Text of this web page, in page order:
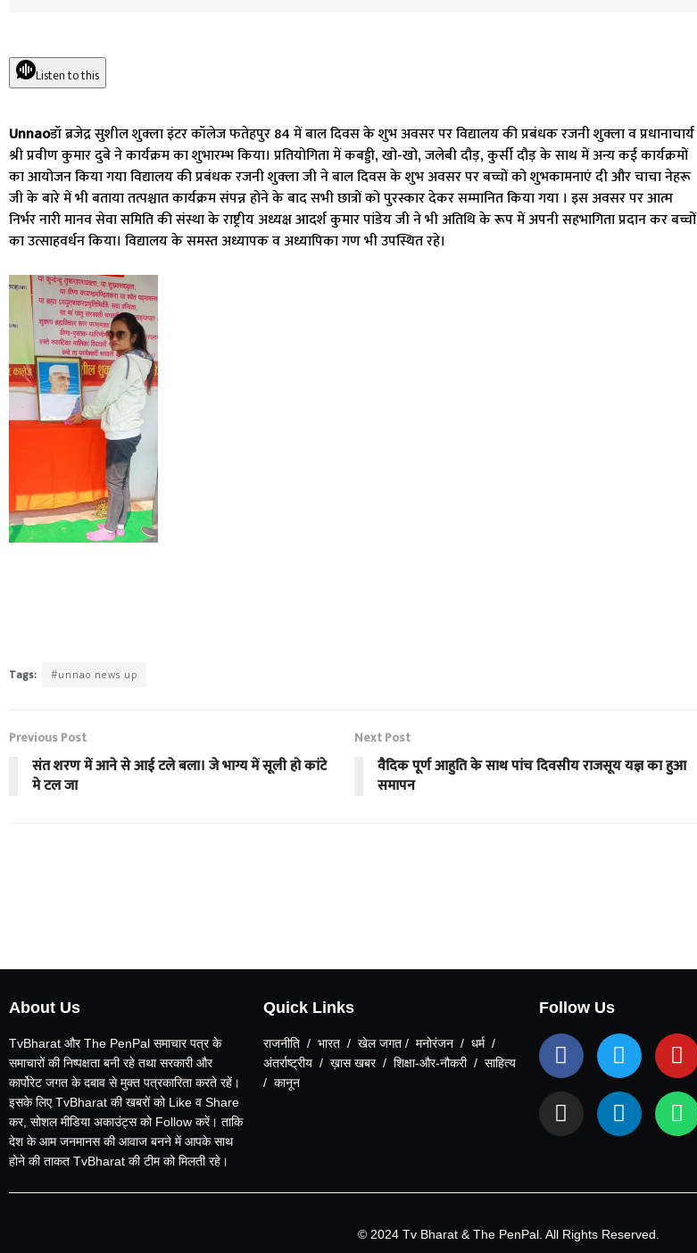
Listen to this
Unnaoडॉ ब्रजेद्र सुशील शुक्ला इंटर कॉलेज फतेहपुर 84 में बाल दिवस के शुभ अवसर पर विद्यालय की प्रबंधक रजनी शुक्ला व प्रधानाचार्य
श्री प्रवीण कुमार दुबे ने कार्यक्रम का शुभारम्भ किया। प्रतियोगिता में कबड्डी, खो-खो, जलेबी दौड़, कुर्सी दौड़ के साथ में अन्य कई कार्यक्रमों
का आयोजन किया गया विद्यालय की प्रबंधक रजनी शुक्ला जी ने बाल दिवस के शुभ अवसर पर बच्चों को शुभकामनाएं दी और चाचा नेहरू
जी के बारे में भी बताया तत्पश्चात कार्यक्रम संपन्न होने के बाद सभी छात्रों को पुरस्कार देकर सम्मानित किया गया । इस अवसर पर आत्म
निर्भर नारी मानव सेवा समिति की संस्था के राष्ट्रीय अध्यक्ष आदर्श कुमार पांडेय जी ने भी अतिथि के रूप में अपनी सहभागिता प्रदान कर बच्चों
का उत्साहवर्धन किया। विद्यालय के समस्त अध्यापक व अध्यापिका गण भी उपस्थित रहे।
Tags: #unnao news up
Previous Post
संत शरण में आने से आई टले बला। जे भाग्य में सूली हो कांटे
मे टल जा
Next Post
वैदिक पूर्ण आहुति के साथ पांच दिवसीय राजसूय यज्ञ का हुआ
समापन
About Us
TvBharat और The PenPal समाचार पत्र के
समाचारों की निष्पक्षता बनी रहे तथा सरकारी और
कार्पोरेट जगत के दबाव से मुक्त पत्रकारिता करते रहें।
इसके लिए TvBharat की खबरों को Like व Share
कर, सोशल मीडिया अकाउंट्स को Follow करें। ताकि
देश के आम जनमानस की आवाज बनने में आपके साथ
होने की ताकत TvBharat की टीम को मिलती रहे।
Quick Links
राजनीति / भारत / खेल जगत / मनोरंजन / धर्म /
अंतर्राष्ट्रीय / ख़ास खबर / शिक्षा-और-नौकरी / साहित्य
/ कानून
Follow Us
© 2024 Tv Bharat & The PenPal. All Rights Reserved.